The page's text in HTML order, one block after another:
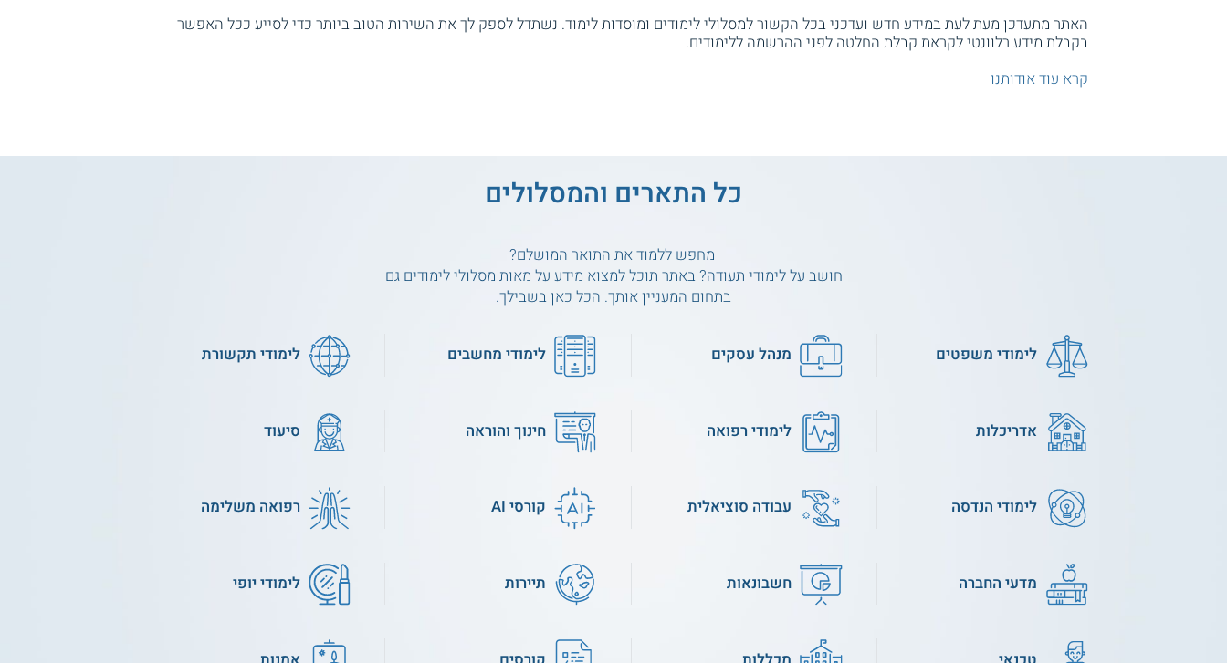
האתר מתעדכן מעת לעת במידע חדש ועדכני בכל הקשור למסלולי לימודים ומוסדות לימוד. נשתדל לספק לך את השירות הטוב ביותר כדי לסייע ככל האפשר
בקבלת מידע רלוונטי לקראת קבלת החלטה לפני ההרשמה ללימודים.
קרא עוד אודותנו
כל התארים והמסלולים
מחפש ללמוד את התואר המושלם?
חושב על לימודי תעודה? באתר תוכל למצוא מידע על מאות מסלולי לימודים גם
בתחום המעניין אותך. הכל כאן בשבילך.
לימודי משפטים מנהל עסקים לימודי מחשבים לימודי תקשורת
אדריכלות לימודי רפואה חינוך והוראה סיעוד
לימודי הנדסה עבודה סוציאלית קורסי AI רפואה משלימה
מדעי החברה חשבונאות תיירות לימודי יופי